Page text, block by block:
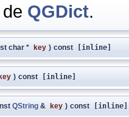
QGDict.
char * key ) const [inline]
) const [inline]
QString & key ) const [inline]